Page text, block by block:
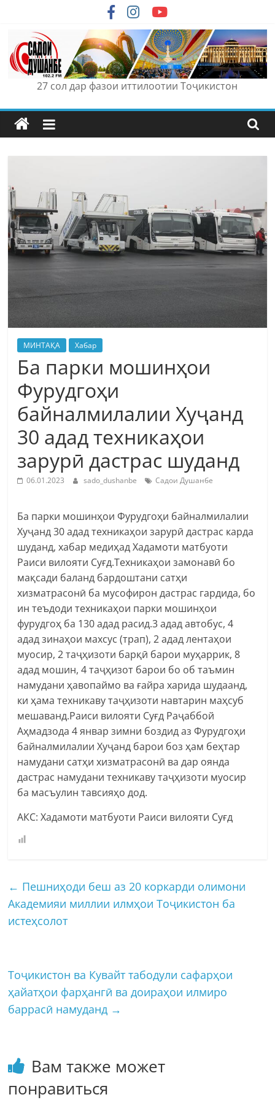
content
27 сол дар фазои иттилоотии Тоҷикистон
МИНТАҚА Хабар
Ба парки мошинҳои
Фурудгоҳи
байналмилалии Хуҷанд
30 адад техникаҳои
зарурӣ дастрас шуданд
06.01.2023 sado_dushanbe Садои Душанбе
Ба парки мошинҳои Фурудгоҳи байналмилалии
Хуҷанд 30 адад техникаҳои зарурӣ дастрас карда
шуданд, хабар медиҳад Хадамоти матбуоти
Раиси вилояти Суғд.Техникаҳои замонавӣ бо
мақсади баланд бардоштани сатҳи
хизматрасонӣ ба мусофирон дастрас гардида, бо
ин теъдоди техникаҳои парки мошинҳои
фурудгоҳ ба 130 адад расид.3 адад автобус, 4
адад зинаҳои махсус (трап), 2 адад лентаҳои
муосир, 2 таҷҳизоти барқӣ барои муҳаррик, 8
адад мошин, 4 таҷҳизот барои бо об таъмин
намудани ҳавопаймо ва ғайра харида шудаанд,
ки ҳама техникаву таҷҳизоти навтарин маҳсуб
мешаванд.Раиси вилояти Суғд Раҷаббой
Аҳмадзода 4 январ зимни боздид аз Фурудгоҳи
байналмилалии Хуҷанд барои боз ҳам беҳтар
намудани сатҳи хизматрасонӣ ва дар оянда
дастрас намудани техникаву таҷҳизоти муосир
ба масъулин тавсияҳо дод.
АКС: Хадамоти матбуоти Раиси вилояти Суғд
← Пешниҳоди беш аз 20 коркарди олимони
Академияи миллии илмҳои Тоҷикистон ба
истеҳсолот
Тоҷикистон ва Кувайт табодули сафарҳои
ҳайатҳои фарҳангӣ ва доираҳои илмиро
баррасӣ намуданд →
Вам также может
понравиться